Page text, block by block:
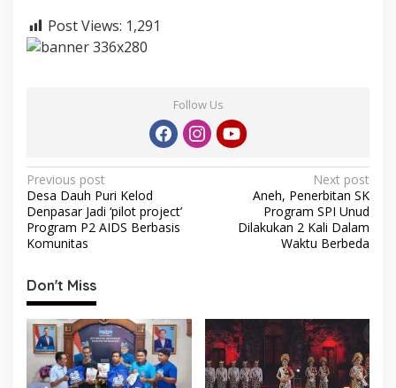
Post Views: 1,291
Follow Us
P
o
s
n
a
v
i
Previous post
Desa Dauh Puri Kelod
Denpasar Jadi ‘pilot project’
Program P2 AIDS Berbasis
Komunitas
Next post
Aneh, Penerbitan SK
Program SPI Unud
Dilakukan 2 Kali Dalam
Waktu Berbeda
Don't Miss